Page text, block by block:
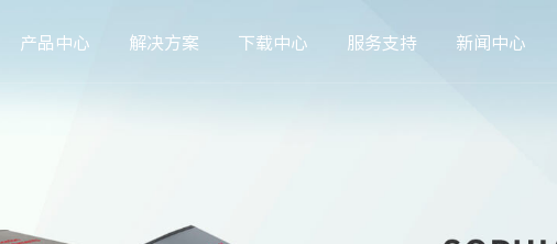
产品中心 解决方案 下载中心 服务支持 新闻中心